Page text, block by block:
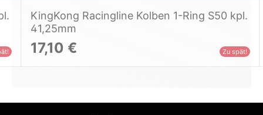
KingKong Racingline Kolben 1-Ring S50 kpl.
41,25mm
17,10 € Zu spät!